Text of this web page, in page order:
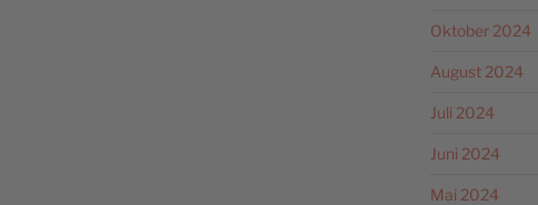
Oktober 2024
August 2024
Juli 2024
Juni 2024
Mai 2024